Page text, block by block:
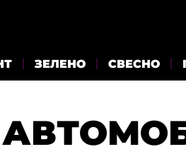
ЗЕЛЕНО СВЕСНО